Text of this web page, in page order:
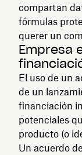
compartan
fórmulas
querer un
Empresa
El uso de un
de un
financiación
potenciales
producto (o
Un acuerdo